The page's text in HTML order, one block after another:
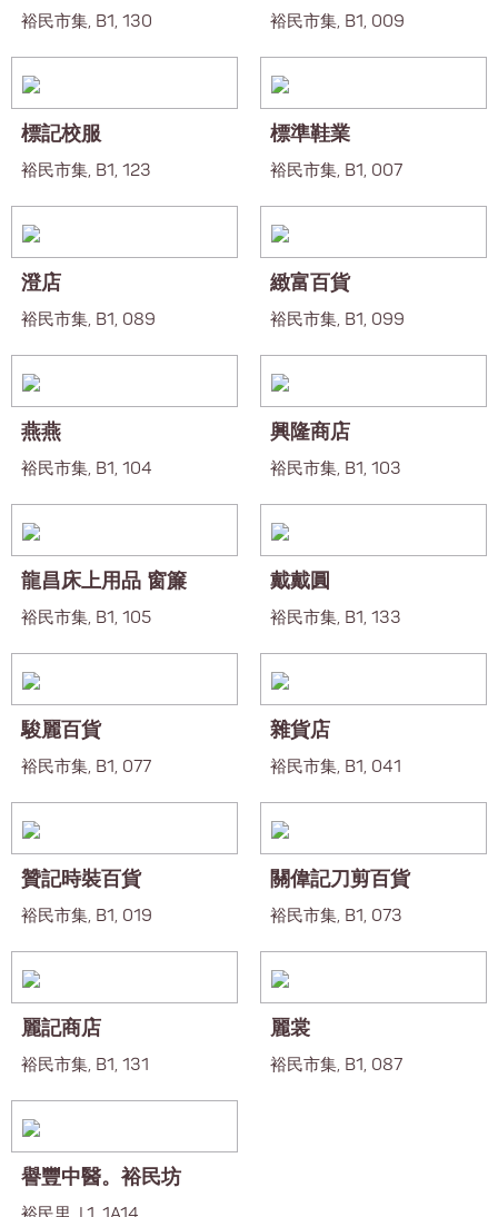
裕民市集, B1, 130 裕民市集, B1, 009
標記校服
裕民市集, B1, 123
標準鞋業
裕民市集, B1, 007
澄店
裕民市集, B1, 089
緻富百貨
裕民市集, B1, 099
燕燕
裕民市集, B1, 104
興隆商店
裕民市集, B1, 103
龍昌床上用品 窗簾
裕民市集, B1, 105
戴戴圓
裕民市集, B1, 133
駿麗百貨
裕民市集, B1, 077
雜貨店
裕民市集, B1, 041
贊記時裝百貨
裕民市集, B1, 019
關偉記刀剪百貨
裕民市集, B1, 073
麗記商店
裕民市集, B1, 131
麗裳
裕民市集, B1, 087
譽豐中醫。裕民坊